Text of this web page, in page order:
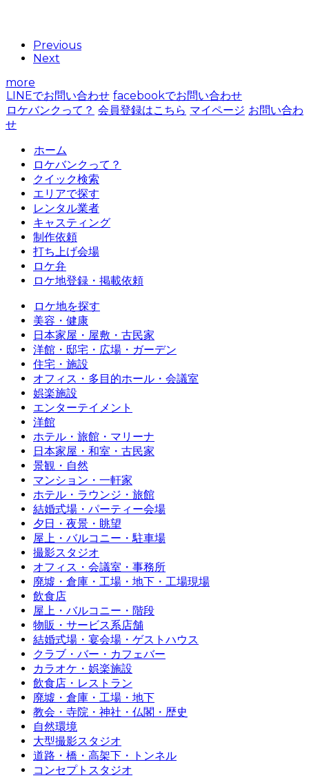
Previous
Next
more
LINEでお問い合わせ facebookでお問い合わせ
ロケバンクって？ 会員登録はこちら マイページ お問い合わ
せ
ホーム
ロケバンクって？
クイック検索
エリアで探す
レンタル業者
キャスティング
制作依頼
打ち上げ会場
ロケ弁
ロケ地登録・掲載依頼
ロケ地を探す
美容・健康
日本家屋・屋敷・古民家
洋館・邸宅・広場・ガーデン
住宅・施設
オフィス・多目的ホール・会議室
娯楽施設
エンターテイメント
洋館
ホテル・旅館・マリーナ
日本家屋・和室・古民家
景観・自然
マンション・一軒家
ホテル・ラウンジ・旅館
結婚式場・パーティー会場
夕日・夜景・眺望
屋上・バルコニー・駐車場
撮影スタジオ
オフィス・会議室・事務所
廃墟・倉庫・工場・地下・工場現場
飲食店
屋上・バルコニー・階段
物販・サービス系店舗
結婚式場・宴会場・ゲストハウス
クラブ・バー・カフェバー
カラオケ・娯楽施設
飲食店・レストラン
廃墟・倉庫・工場・地下
教会・寺院・神社・仏閣・歴史
自然環境
大型撮影スタジオ
道路・橋・高架下・トンネル
コンセプトスタジオ